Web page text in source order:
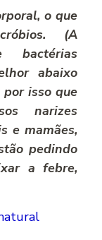
o que
(A
abaixo
isso que
narizes
e mamães,
pedindo
a febre,